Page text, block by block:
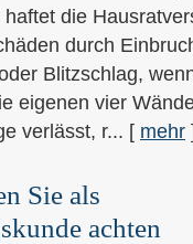
die
durch
Blitzschlag,
eigenen vier
verlässt, r... [ mehr
Sie als
achten